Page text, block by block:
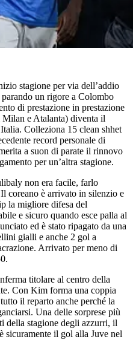
stagione per via dell’addio
un rigore a Colombo
di prestazione in prestazione
e Atalanta) diventa il
Colleziona 15 clean shhet
record personale di
a suon di parate il rinnovo
per un’altra stagione.
non era facile, farlo
coreano è arrivato in silenzio e
la migliore difesa del
e sicuro quando esce palla al
ed è stato ripagato da una
gialli e anche 2 gol a
Arrivato per meno di
titolare al centro della
Con Kim forma una coppia
il reparto anche perché la
Una delle sorprese più
della stagione degli azzurri, il
sicuramente il gol alla Juve nel